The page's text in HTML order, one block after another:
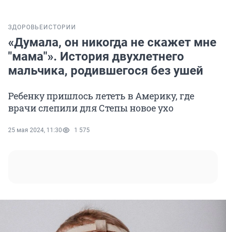
ЗДОРОВЬЕ ИСТОРИИ
«Думала, он никогда не скажет мне
"мама"». История двухлетнего
мальчика, родившегося без ушей
Ребенку пришлось лететь в Америку, где
врачи слепили для Степы новое ухо
25 мая 2024, 11:30 1 575